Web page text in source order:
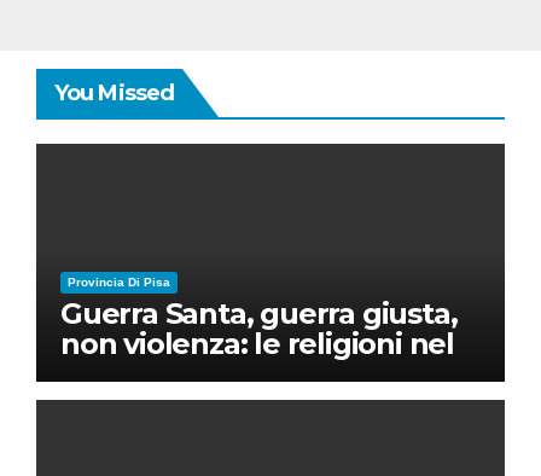
You Missed
Provincia Di Pisa
Guerra Santa, guerra giusta,
non violenza: le religioni nel
nuovo disordine mondiale